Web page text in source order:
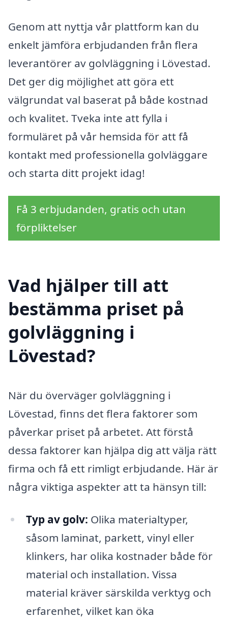
Genom att nyttja vår plattform kan du
enkelt jämföra erbjudanden från flera
leverantörer av golvläggning i Lövestad.
Det ger dig möjlighet att göra ett
välgrundat val baserat på både kostnad
och kvalitet. Tveka inte att fylla i
formuläret på vår hemsida för att få
kontakt med professionella golvläggare
och starta ditt projekt idag!
Få 3 erbjudanden, gratis och utan
förpliktelser
Vad hjälper till att
bestämma priset på
golvläggning i
Lövestad?
När du överväger golvläggning i
Lövestad, finns det flera faktorer som
påverkar priset på arbetet. Att förstå
dessa faktorer kan hjälpa dig att välja rätt
firma och få ett rimligt erbjudande. Här är
några viktiga aspekter att ta hänsyn till:
Typ av golv: Olika materialtyper,
såsom laminat, parkett, vinyl eller
klinkers, har olika kostnader både för
material och installation. Vissa
material kräver särskilda verktyg och
erfarenhet, vilket kan öka